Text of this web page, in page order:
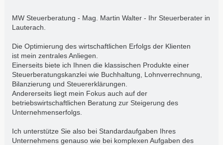
MW Steuerberatung - Mag. Martin Walter - Ihr Steuerberater in
Lauterach.
Die Optimierung des wirtschaftlichen Erfolgs der Klienten
ist mein zentrales Anliegen.
Einerseits biete ich Ihnen die klassischen Produkte einer
Steuerberatungskanzlei wie Buchhaltung, Lohnverrechnung,
Bilanzierung und Steuererklärungen.
Andererseits liegt mein Fokus auch auf der
betriebswirtschaftlichen Beratung zur Steigerung des
Unternehmenserfolgs.
Ich unterstütze Sie also bei Standardaufgaben Ihres
Unternehmens genauso wie bei komplexen Aufgaben des